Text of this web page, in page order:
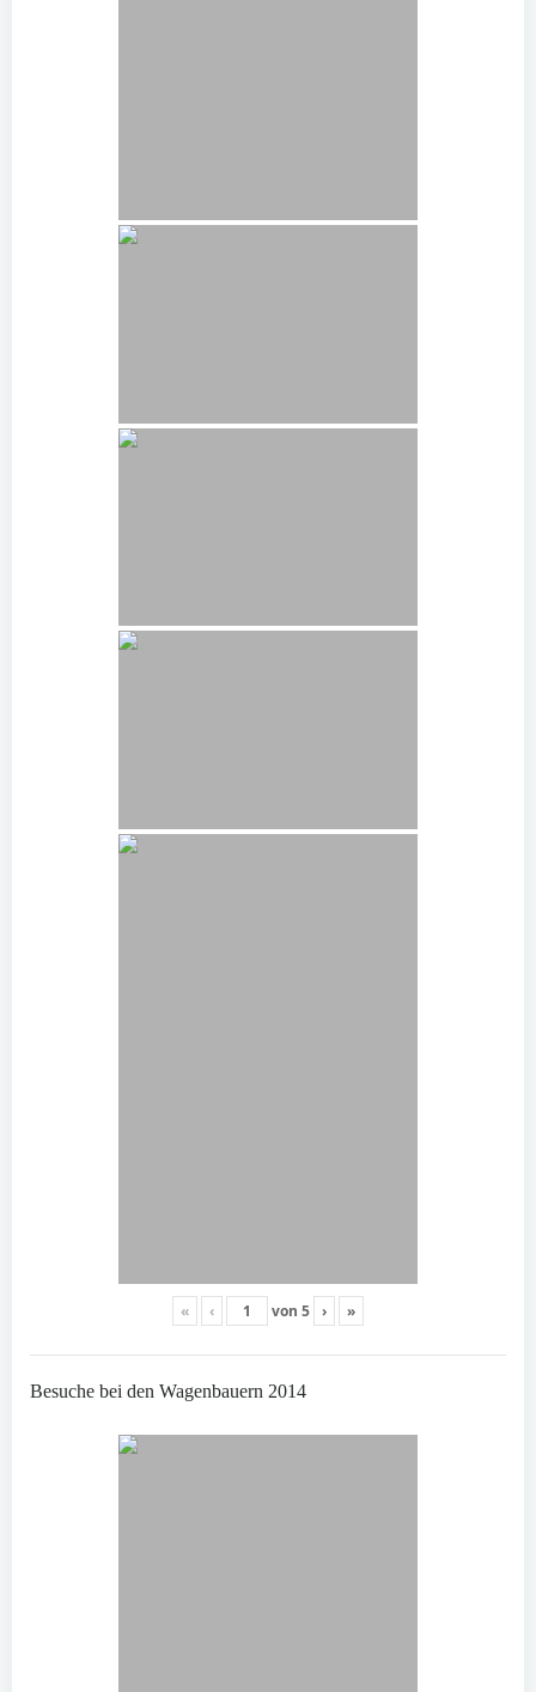
« ‹ von 5 › »
Besuche bei den Wagenbauern 2014